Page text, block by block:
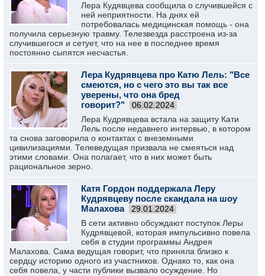
Лера Кудявцева сообщила о случившейся с
ней неприятности. На днях ей
потребовалась медицинская помощь - она
получила серьезную травму. Телезвезда расстроена из-за
случившегося и сетует, что на нее в последнее время
постоянно сыпятся несчастья.
Лера Кудрявцева про Катю Лель: "Все
смеются, но с чего это вы так все
уверены, что она бред
говорит?"
06.02.2024
Лера Кудрявцева встала на защиту Кати
Лель после недавнего интервью, в котором
та снова заговорила о контактах с внеземными
цивилизациями. Телеведущая призвала не смеяться над
этими словами. Она полагает, что в них может быть
рациональное зерно.
Катя Гордон поддержала Леру
Кудрявцеву после скандала на шоу
Малахова
29.01.2024
В сети активно обсуждают поступок Леры
Кудрявцевой, которая импульсивно повела
себя в студии программы Андрея
Малахова. Сама ведущая говорит, что приняла близко к
сердцу историю одного из участников. Однако то, как она
себя повела, у части публики вызвало осуждение. Но